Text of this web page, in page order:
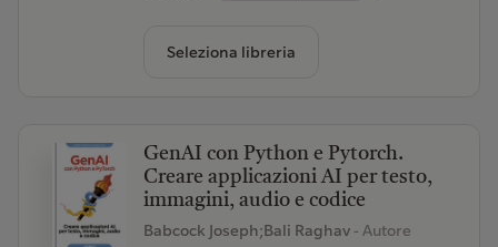
Seleziona libreria
GenAI con Python e Pytorch.
Creare applicazioni AI per testo,
immagini, audio e codice
Babcock Joseph;Bali Raghav - Autore